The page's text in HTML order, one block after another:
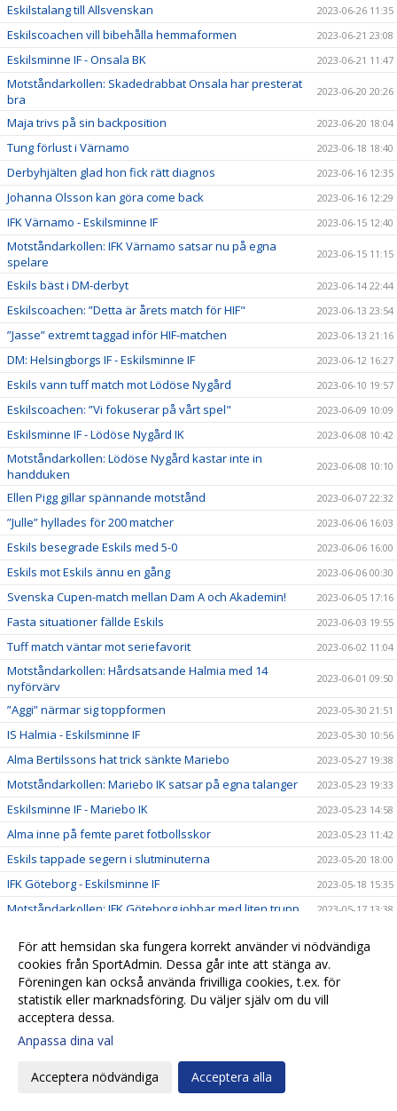
Eskilstalang till Allsvenskan 2023-06-26 11:35
Eskilscoachen vill bibehålla hemmaformen 2023-06-21 23:08
Eskilsminne IF - Onsala BK 2023-06-21 11:47
Motståndarkollen: Skadedrabbat Onsala har presterat
bra
2023-06-20 20:26
Maja trivs på sin backposition 2023-06-20 18:04
Tung förlust i Värnamo 2023-06-18 18:40
Derbyhjälten glad hon fick rätt diagnos 2023-06-16 12:35
Johanna Olsson kan göra come back 2023-06-16 12:29
IFK Värnamo - Eskilsminne IF 2023-06-15 12:40
Motståndarkollen: IFK Värnamo satsar nu på egna
spelare
2023-06-15 11:15
Eskils bäst i DM-derbyt 2023-06-14 22:44
Eskilscoachen: ”Detta är årets match för HIF" 2023-06-13 23:54
”Jasse” extremt taggad inför HIF-matchen 2023-06-13 21:16
DM: Helsingborgs IF - Eskilsminne IF 2023-06-12 16:27
Eskils vann tuff match mot Lödöse Nygård 2023-06-10 19:57
Eskilscoachen: ”Vi fokuserar på vårt spel" 2023-06-09 10:09
Eskilsminne IF - Lödöse Nygård IK 2023-06-08 10:42
Motståndarkollen: Lödöse Nygård kastar inte in
handduken
2023-06-08 10:10
Ellen Pigg gillar spännande motstånd 2023-06-07 22:32
”Julle” hyllades för 200 matcher 2023-06-06 16:03
Eskils besegrade Eskils med 5-0 2023-06-06 16:00
Eskils mot Eskils ännu en gång 2023-06-06 00:30
Svenska Cupen-match mellan Dam A och Akademin! 2023-06-05 17:16
Fasta situationer fällde Eskils 2023-06-03 19:55
Tuff match väntar mot seriefavorit 2023-06-02 11:04
Motståndarkollen: Hårdsatsande Halmia med 14
nyförvärv
2023-06-01 09:50
”Aggi” närmar sig toppformen 2023-05-30 21:51
IS Halmia - Eskilsminne IF 2023-05-30 10:56
Alma Bertilssons hat trick sänkte Mariebo 2023-05-27 19:38
Motståndarkollen: Mariebo IK satsar på egna talanger 2023-05-23 19:33
Eskilsminne IF - Mariebo IK 2023-05-23 14:58
Alma inne på femte paret fotbollsskor 2023-05-23 11:42
Eskils tappade segern i slutminuterna 2023-05-20 18:00
IFK Göteborg - Eskilsminne IF 2023-05-18 15:35
Motståndarkollen: IFK Göteborg jobbar med liten trupp 2023-05-17 13:38
Alva Hed hyllar Eskils fysik och kondition 2023-05-16 19:31
Kämpamatch när Eskils kryssade 2023-05-14 18:02
Eskilscoachen: ”Bra tillfälle studsa tillbaka" 2023-05-12 09:30
Dags för ”Tjejdagen" på söndag
Eskilsderbyna
Ellen Roslund ser fram emot Rosengårdsmatchen
För att hemsidan ska fungera korrekt använder vi nödvändiga
cookies från SportAdmin. Dessa går inte att stänga av.
Föreningen kan också använda frivilliga cookies, t.ex. för
statistik eller marknadsföring. Du väljer själv om du vill
acceptera dessa.
Anpassa dina val
Acceptera nödvändiga Acceptera alla